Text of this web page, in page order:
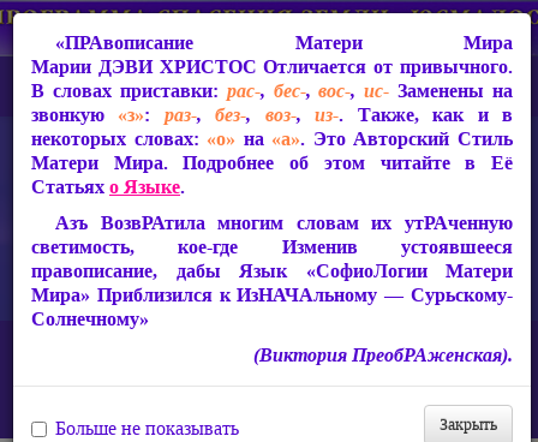
Статьи Марии ДЭВИ ХРИСТОС
Ответы на вопросы, 2010-2026 гг.
Виктория ПреобРАженская. «Чудо Познания». Вопросы и
Ответы. Часть 163 (Видео)
«ПРАвописание Матери Мира
Марии ДЭВИ ХРИСТОС Отличается от привычного.
В словах приставки: рас-, бес-,вос-,ис- Заменены на
звонкую «з»: раз-,без-, воз-,из-. Также, как и в
некоторых словах: «о» на «а». Это Авторский Стиль
Матери Мира. Подробнее об этом читайте в Её
Статьяхо Языке.
Азъ ВозвРАтила многим словам их утРАченную
светимость, кое-где Изменив устоявшееся
правописание, дабы Язык «СофиоЛогии Матери
Мира» Приблизился к ИзНАЧАльному — Сурьскому-
Солнечному»
(Виктория ПреобРАженская).
Закрыть
Больше не показывать